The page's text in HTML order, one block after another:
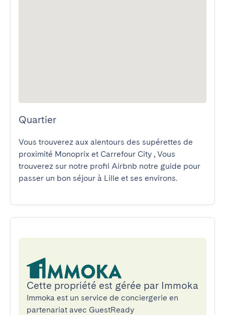
Quartier
Vous trouverez aux alentours des supérettes de
proximité Monoprix et Carrefour City , Vous
trouverez sur notre profil Airbnb notre guide pour
passer un bon séjour à Lille et ses environs.
Cette propriété est gérée par Immoka
Immoka est un service de conciergerie en
partenariat avec GuestReady